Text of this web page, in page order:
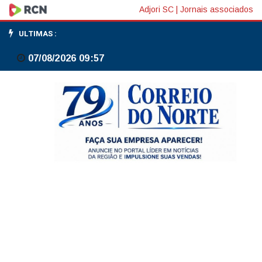
Ouro
fecha
em
Adjori SC Jornais associados
ULTIMAS :
07/08/2026 09:57